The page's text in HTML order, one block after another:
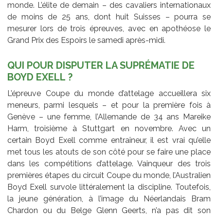
monde. L’élite de demain – des cavaliers internationaux
de moins de 25 ans, dont huit Suisses – pourra se
mesurer lors de trois épreuves, avec en apothéose le
Grand Prix des Espoirs le samedi après-midi.
QUI POUR DISPUTER LA SUPRÉMATIE DE
BOYD EXELL ?
L’épreuve Coupe du monde d’attelage accueillera six
meneurs, parmi lesquels – et pour la première fois à
Genève – une femme, l’Allemande de 34 ans Mareike
Harm, troisième à Stuttgart en novembre. Avec un
certain Boyd Exell comme entraîneur, il est vrai qu’elle
met tous les atouts de son côté pour se faire une place
dans les compétitions d’attelage. Vainqueur des trois
premières étapes du circuit Coupe du monde, l’Australien
Boyd Exell survole littéralement la discipline. Toutefois,
la jeune génération, à l’image du Néerlandais Bram
Chardon ou du Belge Glenn Geerts, n’a pas dit son